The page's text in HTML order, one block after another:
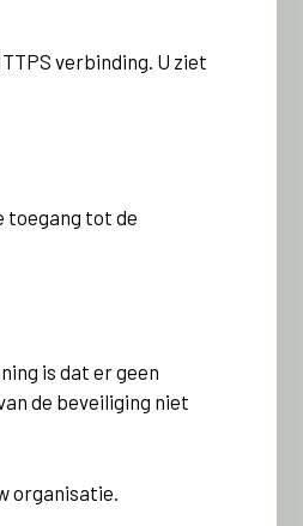
verbinding. U ziet
toegang tot de
is dat er geen
de beveiliging niet
organisatie.